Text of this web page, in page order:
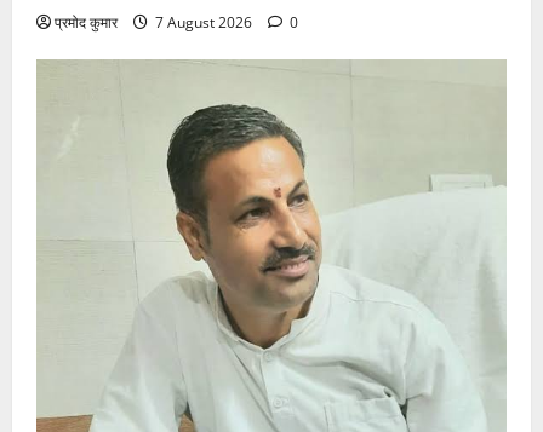
प्रमोद कुमार 7 August 2026 0